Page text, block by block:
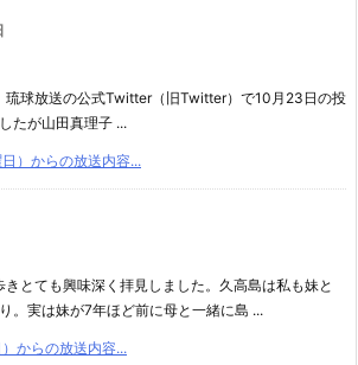
琉球放送の公式Twitter（旧Twitter）で10月23日の投
たが山田真理子 ...
）からの放送内容...
とても興味深く拝見しました。久高島は私も妹と
。実は妹が7年ほど前に母と一緒に島 ...
からの放送内容...